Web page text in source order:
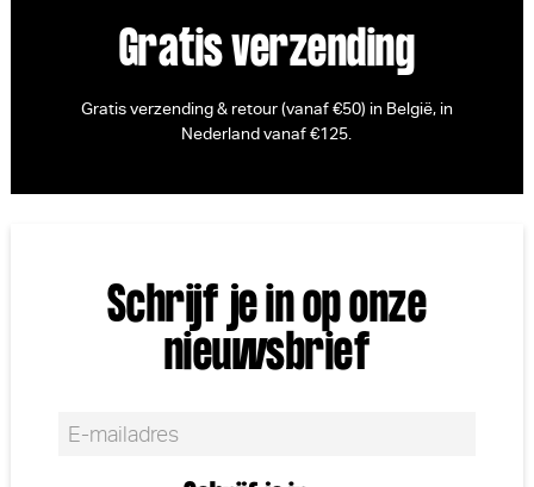
Gratis verzending
Gratis verzending & retour (vanaf €50) in België, in
Nederland vanaf €125.
Schrijf je in op onze
nieuwsbrief